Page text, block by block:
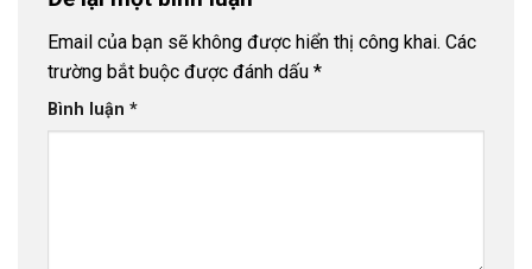
Email của bạn sẽ không được hiển thị công khai. Các
trường bắt buộc được đánh dấu *
Bình luận *